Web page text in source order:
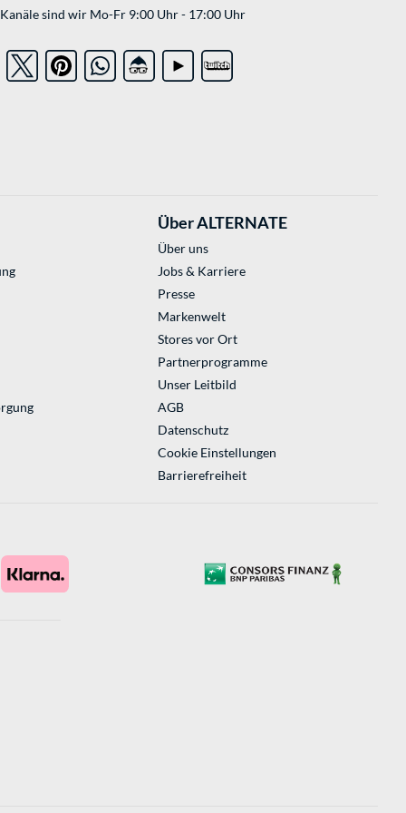
sind wir Mo-Fr 9:00 Uhr - 17:00 Uhr
Über ALTERNATE
Über uns
Jobs & Karriere
Presse
Markenwelt
Stores vor Ort
Partnerprogramme
Unser Leitbild
AGB
Datenschutz
Cookie Einstellungen
Barrierefreiheit